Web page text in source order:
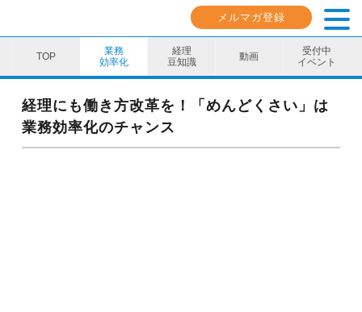
メルマガ登録
業務
効率化
経理
豆知識
動画
受付中
イベント
業務効率化
経理豆知識
経理にも働き方改革を！「めんどくさい」は
業務効率化のチャンス